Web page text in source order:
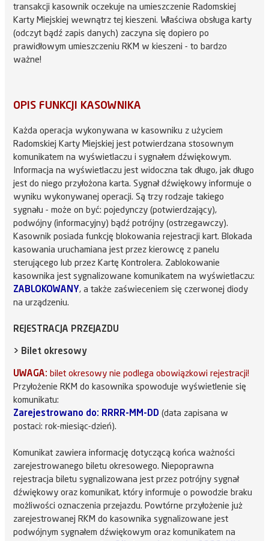
transakcji kasownik oczekuje na umieszczenie Radomskiej
Karty Miejskiej wewnątrz tej kieszeni. Właściwa obsługa karty
(odczyt bądź zapis danych) zaczyna się dopiero po
prawidłowym umieszczeniu RKM w kieszeni - to bardzo
ważne!
OPIS FUNKCJI KASOWNIKA
Każda operacja wykonywana w kasowniku z użyciem
Radomskiej Karty Miejskiej jest potwierdzana stosownym
komunikatem na wyświetlaczu i sygnałem dźwiękowym.
Informacja na wyświetlaczu jest widoczna tak długo, jak długo
jest do niego przyłożona karta. Sygnał dźwiękowy informuje o
wyniku wykonywanej operacji. Są trzy rodzaje takiego
sygnału - może on być: pojedynczy (potwierdzający),
podwójny (informacyjny) bądź potrójny (ostrzegawczy).
Kasownik posiada funkcję blokowania rejestracji kart. Blokada
kasowania uruchamiana jest przez kierowcę z panelu
sterującego lub przez Kartę Kontrolera. Zablokowanie
kasownika jest sygnalizowane komunikatem na wyświetlaczu:
ZABLOKOWANY, a także zaświeceniem się czerwonej diody
na urządzeniu.
REJESTRACJA PRZEJAZDU
> Bilet okresowy
UWAGA: bilet okresowy nie podlega obowiązkowi rejestracji!
Przyłożenie RKM do kasownika spowoduje wyświetlenie się
komunikatu:
Zarejestrowano do: RRRR-MM-DD (data zapisana w
postaci: rok-miesiąc-dzień).
Komunikat zawiera informację dotyczącą końca ważności
zarejestrowanego biletu okresowego. Niepoprawna
rejestracja biletu sygnalizowana jest przez potrójny sygnał
dźwiękowy oraz komunikat, który informuje o powodzie braku
możliwości oznaczenia przejazdu. Powtórne przyłożenie już
zarejestrowanej RKM do kasownika sygnalizowane jest
podwójnym sygnałem dźwiękowym oraz komunikatem na